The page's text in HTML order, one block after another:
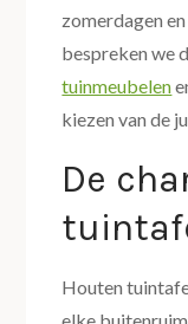
zomerdagen
bespreken we
tuinmeubelen
kiezen van de
De
Houten